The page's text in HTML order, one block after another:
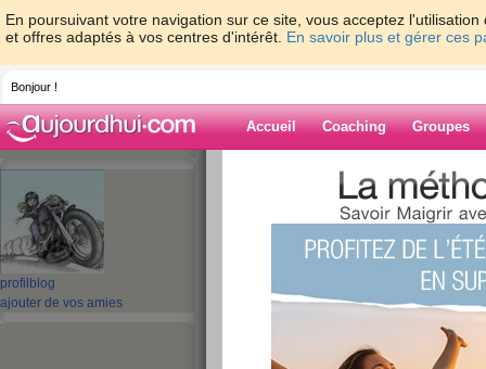
En poursuivant votre navigation sur ce site, vous acceptez
et offres adaptés à vos centres d'intérêt. En savoir plus et gérer ces
Bonjour !
Accueil Coaching Groupes
profil blog
ajouter de vos amies
> > W.End!!!
Blog de talou62
W.End!!!